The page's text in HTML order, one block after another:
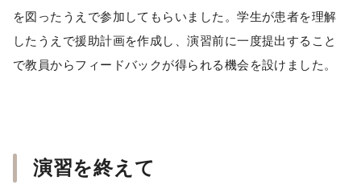
を図ったうえで参加してもらいました。学生が患者を理解
したうえで援助計画を作成し、演習前に一度提出すること
で教員からフィードバックが得られる機会を設けました。
演習を終えて